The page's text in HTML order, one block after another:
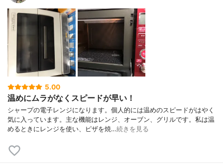
5.00
温めにムラがなくスピードが早い！
シャープの電子レンジになります。個人的には温めのスピードがはやく
気に入っています。主な機能はレンジ、オーブン、グリルです。私は温
めるときにレンジを使い、ピザを焼…続きを見る